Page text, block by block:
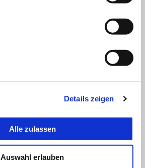
Details zeigen
Alle zulassen
Auswahl erlauben